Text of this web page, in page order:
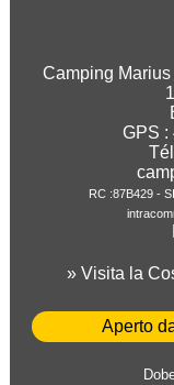
Camping
GPS :
RC :87B429 -
» Visita la
Aperto